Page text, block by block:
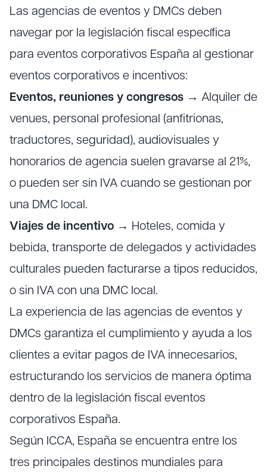
Las agencias de eventos y DMCs deben
navegar por la legislación fiscal específica
para eventos corporativos España al gestionar
eventos corporativos e incentivos:
Eventos, reuniones y congresos → Alquiler de
venues, personal profesional (anfitrionas,
traductores, seguridad), audiovisuales y
honorarios de agencia suelen gravarse al 21%,
o pueden ser sin IVA cuando se gestionan por
una DMC local.
Viajes de incentivo → Hoteles, comida y
bebida, transporte de delegados y actividades
culturales pueden facturarse a tipos reducidos,
o sin IVA con una DMC local.
La experiencia de las agencias de eventos y
DMCs garantiza el cumplimiento y ayuda a los
clientes a evitar pagos de IVA innecesarios,
estructurando los servicios de manera óptima
dentro de la legislación fiscal eventos
corporativos España.
Según ICCA, España se encuentra entre los
tres principales destinos mundiales para